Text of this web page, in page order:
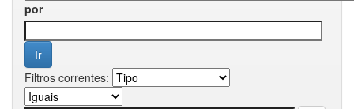
por
Filtros correntes: